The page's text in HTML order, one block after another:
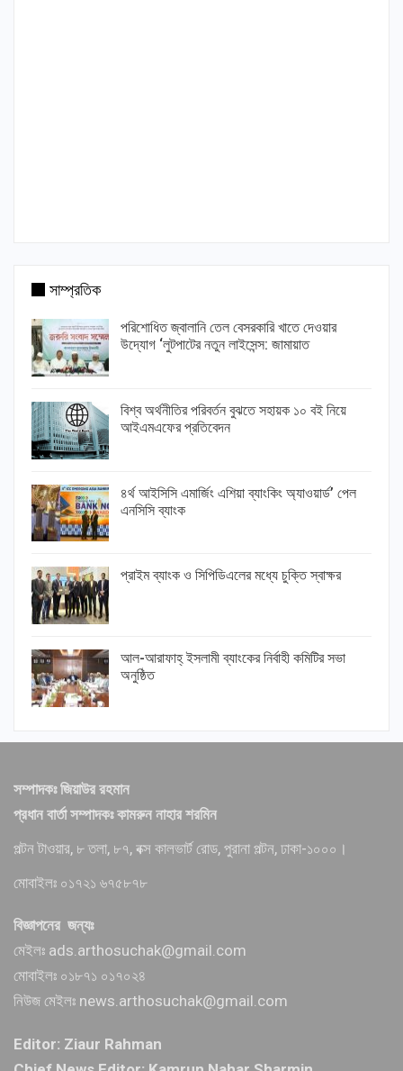
সাম্প্রতিক
পরিশোধিত জ্বালানি তেল বেসরকারি খাতে দেওয়ার
উদ্যোগ ‘লুটপাটের নতুন লাইসেন্স: জামায়াত
বিশ্ব অর্থনীতির পরিবর্তন বুঝতে সহায়ক ১০ বই নিয়ে
আইএমএফের প্রতিবেদন
৪র্থ আইসিসি এমার্জিং এশিয়া ব্যাংকিং অ্যাওয়ার্ড’ পেল
এনসিসি ব্যাংক
প্রাইম ব্যাংক ও সিপিডিএলের মধ্যে চুক্তি স্বাক্ষর
আল-আরাফাহ্ ইসলামী ব্যাংকের নির্বাহী কমিটির সভা
অনুষ্ঠিত
সম্পাদকঃ জিয়াউর রহমান
প্রধান বার্তা সম্পাদকঃ কামরুন নাহার শরমিন
পল্টন টাওয়ার, ৮ তলা, ৮৭, বক্স কালভার্ট রোড, পুরানা পল্টন, ঢাকা-১০০০।
মোবাইলঃ ০১৭২১ ৬৭৫৮৭৮
বিজ্ঞাপনের জন্যঃ
মেইলঃ ads.arthosuchak@gmail.com
মোবাইলঃ ০১৮৭১ ০১৭০২৪
নিউজ মেইলঃ news.arthosuchak@gmail.com
Editor: Ziaur Rahman